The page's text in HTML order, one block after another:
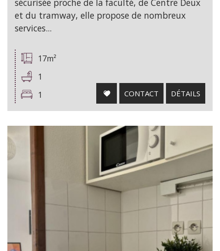
sécurisée proche de la faculté, de Centre Deux
et du tramway, elle propose de nombreux
services...
17m²
1
1
CONTACT DÉTAILS